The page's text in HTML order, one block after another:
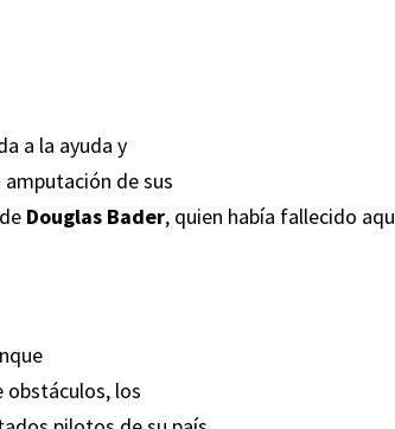
a la ayuda y
de sus
Douglas Bader, quien había fallecido
obstáculos, los